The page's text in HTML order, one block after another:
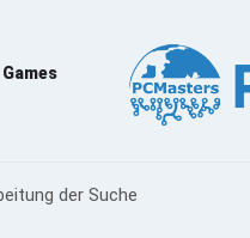
Games
der Suche